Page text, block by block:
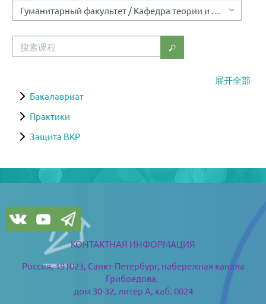
课程类别
搜索课程
搜索课程
展开全部
Бакалавриат
Практики
Защита ВКР
КОНТАКТНАЯ ИНФОРМАЦИЯ
Россия, 191023, Санкт-Петербург, набережная канала
Грибоедова,
дом 30-32, литер А, каб. 0024